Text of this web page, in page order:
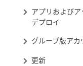
アプリおよび
デプロイ
グループ版ア
更新